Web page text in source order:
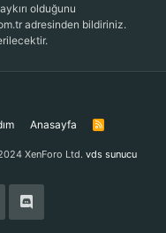
olduğunu
adresinden bildiriniz.
Anasayfa
R
XenForo Ltd. vds sunucu